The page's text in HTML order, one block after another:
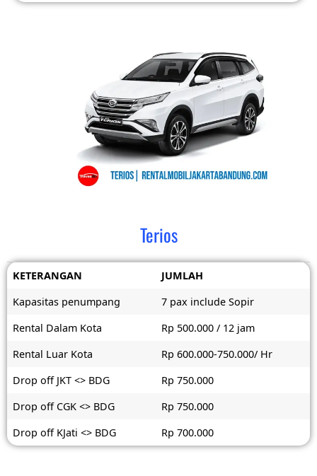
Terios
KETERANGAN
JUMLAH
Kapasitas penumpang
7 pax include Sopir
Rental Dalam Kota
Rp 500.000 / 12 jam
Rental Luar Kota
Rp 600.000-750.000/ Hr
Drop off JKT <> BDG
Rp 750.000
Drop off CGK <> BDG
Rp 750.000
Drop off KJati <> BDG
Rp 700.000